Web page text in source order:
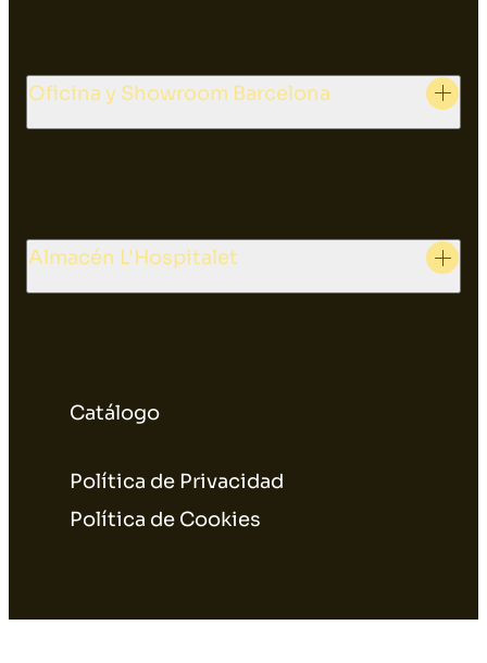
Catálogo
Política de Privacidad
Política de Cookies
Oficina y Showroom Barcelona
Almacén L'Hospitalet